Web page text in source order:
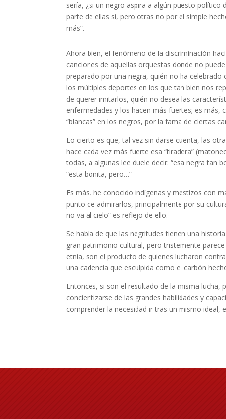
sería, ¿si un negro aspira a algún puesto político
parte de ellas sí, pero otras no por el simple
más”.
Ahora bien, el fenómeno de la discriminación
canciones de aquellas orquestas donde no
preparado por una negra, quién no ha
los múltiples deportes en los que tan bien nos
de querer imitarlos, quién no desea las
enfermedades y los hacen más fuertes; es más,
“blancas” en los negros, por la fama de ciertas
Lo cierto es que, tal vez sin darse cuenta, las
hace cada vez más fuerte esa “tiradera”
todas, a algunas lee duele decir: “esa negra tan
“esta bonita, pero…”
Es más, he conocido indígenas y mestizos con
punto de admirarlos, principalmente por su
no va al cielo” es reflejo de ello.
Se habla de que las negritudes tienen una
gran patrimonio cultural, pero tristemente
etnia, son el producto de quienes lucharon
una cadencia que esculpida como el carbón
Entonces, si son el resultado de la misma lucha,
concientizarse de las grandes habilidades y
comprender la necesidad ir tras un mismo ideal,